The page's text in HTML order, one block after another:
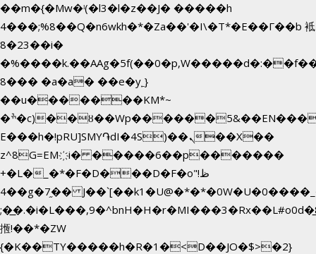
��m�{�Mw�ˡ(�l3�l�z��J� �����h
4���;%8��Q�n6wkh�*�Za��'�I\�Τ*�E��Γ��b 袛
8�23��i�
8��� �a�a� ��e�y˿}
��u�������KM*~
�ׯ�c)��ȣ��Wp������5&��EN����*�&&6F��Le��~�P�άv����ui?
E���h�!pRU]SMY֏dI�4S)��ܢ��X��
z^8G=EM҉i� �����6��p�������
+�L�_�*�F�D���D�F�o"ظ!
�4�g�7֦�� J��`[��k1�U@�*�*�0W�U�0����_������äp�)2>�`@n����5DW˃��
揯!��*�ZW
{�K��TY�����h�R�1�<D��JO�$>�2}